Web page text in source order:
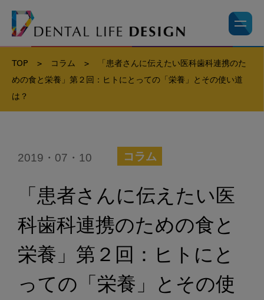
TOP > コラム >
「患者さんに伝えたい医科歯科連携のた
めの食と栄養」第２回：ヒトにとっての「栄養」とその使い道
は？
2019・07・10 コラム
「患者さんに伝えたい医
科歯科連携のための食と
栄養」第２回：ヒトにと
っての「栄養」とその使